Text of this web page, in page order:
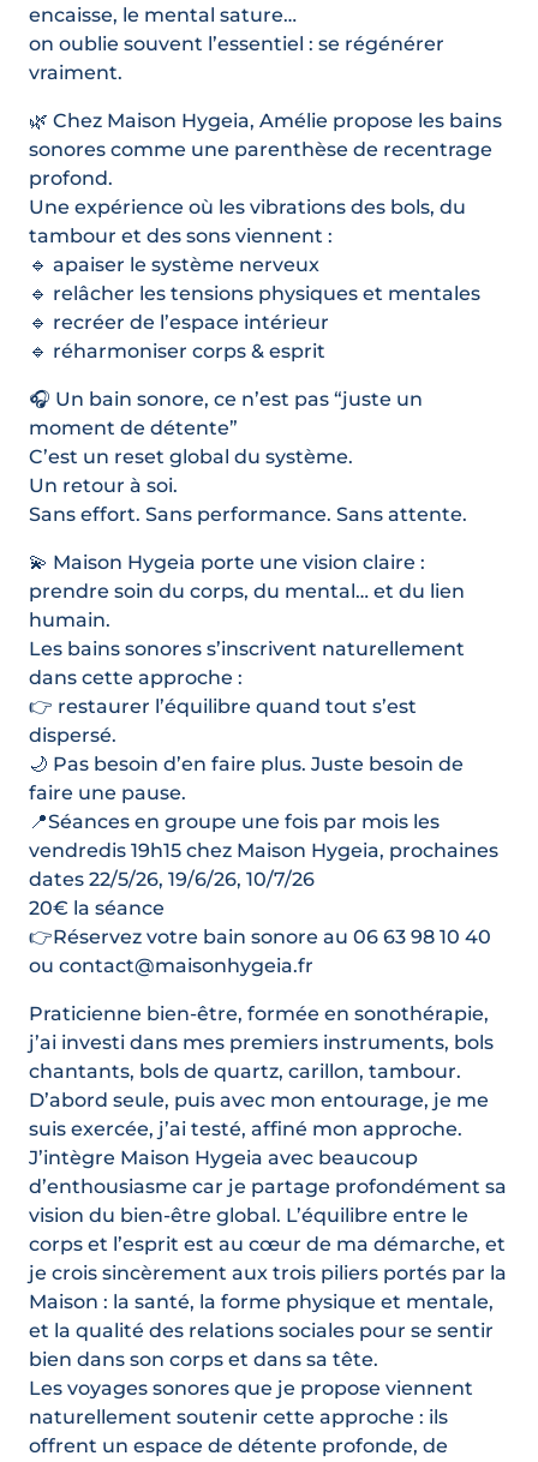
encaisse, le mental sature…
on oublie souvent l’essentiel : se régénérer
vraiment.
🌿 Chez Maison Hygeia, Amélie propose les bains
sonores comme une parenthèse de recentrage
profond.
Une expérience où les vibrations des bols, du
tambour et des sons viennent :
🔹 apaiser le système nerveux
🔹 relâcher les tensions physiques et mentales
🔹 recréer de l’espace intérieur
🔹 réharmoniser corps & esprit
🎧 Un bain sonore, ce n’est pas “juste un
moment de détente”
C’est un reset global du système.
Un retour à soi.
Sans effort. Sans performance. Sans attente.
💫 Maison Hygeia porte une vision claire :
prendre soin du corps, du mental… et du lien
humain.
Les bains sonores s’inscrivent naturellement
dans cette approche :
👉 restaurer l’équilibre quand tout s’est
dispersé.
🌙 Pas besoin d’en faire plus. Juste besoin de
faire une pause.
📍Séances en groupe une fois par mois les
vendredis 19h15 chez Maison Hygeia, prochaines
dates 22/5/26, 19/6/26, 10/7/26
20€ la séance
👉Réservez votre bain sonore au 06 63 98 10 40
ou contact@maisonhygeia.fr
Praticienne bien-être, formée en sonothérapie,
j’ai investi dans mes premiers instruments, bols
chantants, bols de quartz, carillon, tambour.
D’abord seule, puis avec mon entourage, je me
suis exercée, j’ai testé, affiné mon approche.
J’intègre Maison Hygeia avec beaucoup
d’enthousiasme car je partage profondément sa
vision du bien-être global. L’équilibre entre le
corps et l’esprit est au cœur de ma démarche, et
je crois sincèrement aux trois piliers portés par la
Maison : la santé, la forme physique et mentale,
et la qualité des relations sociales pour se sentir
bien dans son corps et dans sa tête.
Les voyages sonores que je propose viennent
naturellement soutenir cette approche : ils
offrent un espace de détente profonde, de